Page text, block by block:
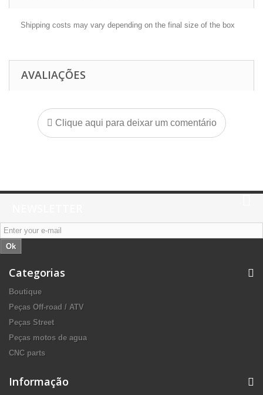
Shipping costs may vary depending on the final size of the box
AVALIAÇÕES
Clique aqui para deixar um comentário
Ok
Categorias
Boutique
Peças Off-road / ATV
Peças Street
Peças motos de agua
CNC parts
Informação